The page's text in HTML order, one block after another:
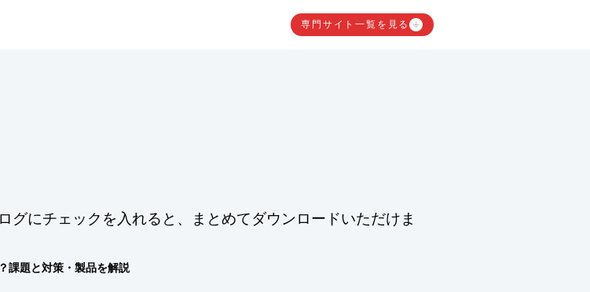
専門サイト一覧を見る
グにチェックを入れると、まとめてダウンロードいただけま
課題と対策・製品を解説